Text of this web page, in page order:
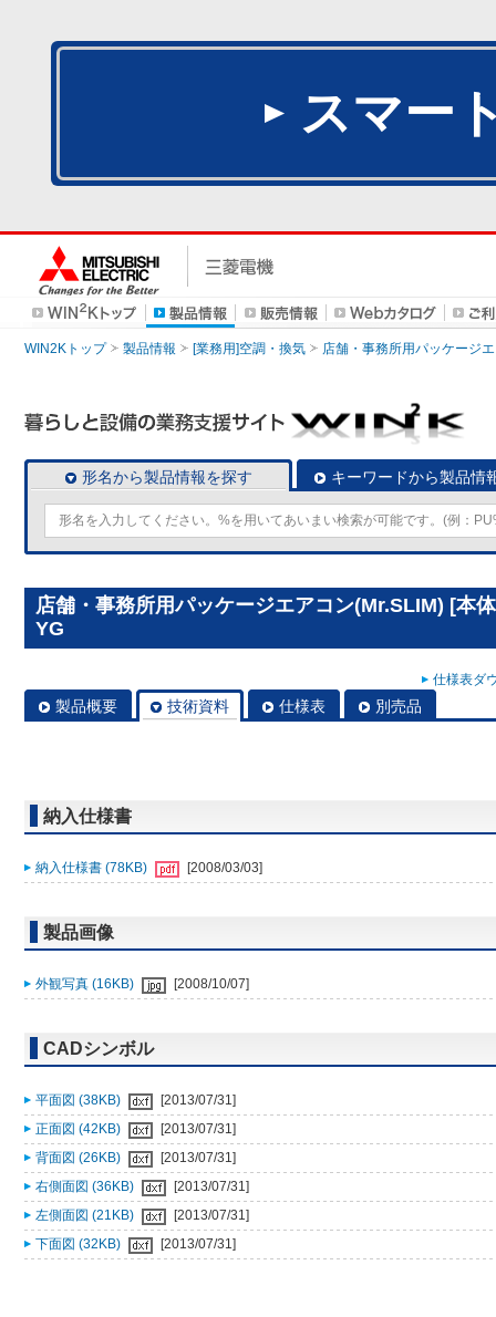
スマー
WIN2Kトップ 製品情報 [業務用]空調・換気 店舗・事務所用パッケージ
形名から製品情報を探す キーワードから製品情
店舗・事務所用パッケージエアコン(Mr.SLIM) [本
YG
仕様表ダ
製品概要 技術資料 仕様表 別売品
納入仕様書
納入仕様書 (78KB) [2008/03/03]
製品画像
外観写真 (16KB) [2008/10/07]
CADシンボル
平面図 (38KB)
[2013/07/31]
正面図 (42KB)
[2013/07/31]
背面図 (26KB)
[2013/07/31]
右側面図 (36KB)
[2013/07/31]
左側面図 (21KB)
[2013/07/31]
下面図 (32KB)
[2013/07/31]